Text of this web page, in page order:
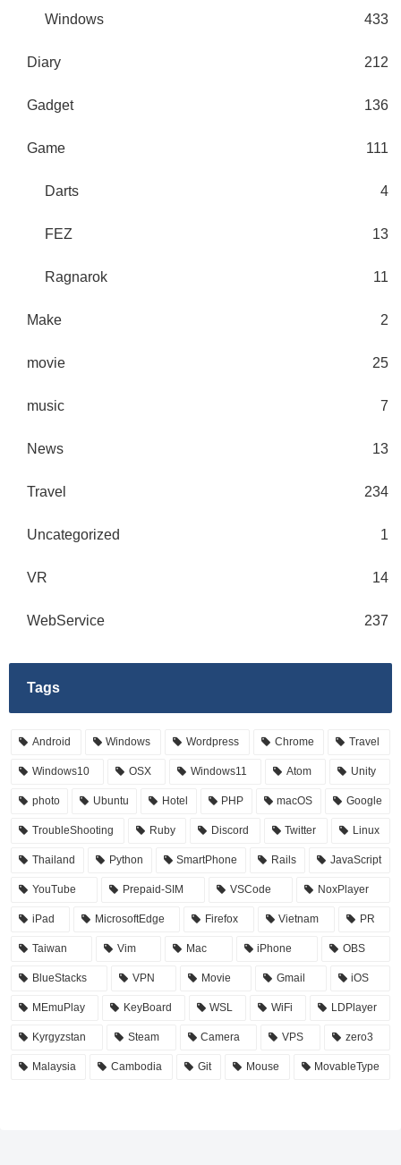
Windows 433
Diary 212
Gadget 136
Game 111
Darts 4
FEZ 13
Ragnarok 11
Make 2
movie 25
music 7
News 13
Travel 234
Uncategorized 1
VR 14
WebService 237
Tags
Android Windows Wordpress Chrome Travel
Windows10 OSX Windows11 Atom Unity
photo Ubuntu Hotel PHP macOS Google
TroubleShooting Ruby Discord Twitter Linux
Thailand Python SmartPhone Rails JavaScript
YouTube Prepaid-SIM VSCode NoxPlayer
iPad MicrosoftEdge Firefox Vietnam PR
Taiwan Vim Mac iPhone OBS
BlueStacks VPN Movie Gmail iOS
MEmuPlay KeyBoard WSL WiFi LDPlayer
Kyrgyzstan Steam Camera VPS zero3
Malaysia Cambodia Git Mouse MovableType